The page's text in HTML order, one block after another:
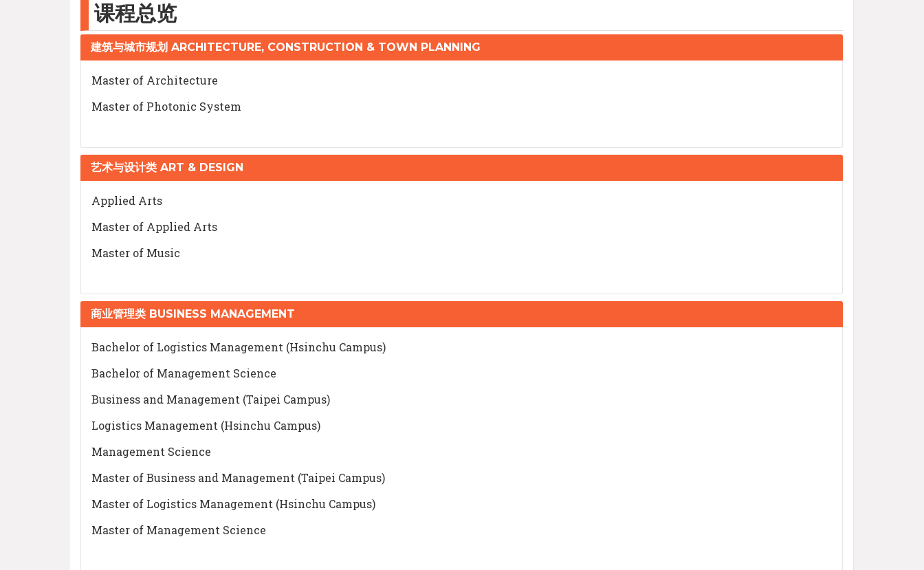
课程总览
建筑与城市规划 ARCHITECTURE, CONSTRUCTION & TOWN PLANNING
Master of Architecture
Master of Photonic System
艺术与设计类 ART & DESIGN
Applied Arts
Master of Applied Arts
Master of Music
商业管理类 BUSINESS MANAGEMENT
Bachelor of Logistics Management (Hsinchu Campus)
Bachelor of Management Science
Business and Management (Taipei Campus)
Logistics Management (Hsinchu Campus)
Management Science
Master of Business and Management (Taipei Campus)
Master of Logistics Management (Hsinchu Campus)
Master of Management Science